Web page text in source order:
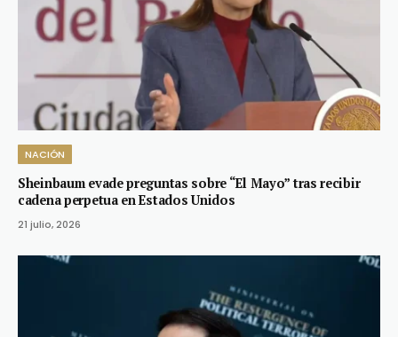
NACIÓN
Sheinbaum evade preguntas sobre “El Mayo” tras recibir
cadena perpetua en Estados Unidos
21 julio, 2026